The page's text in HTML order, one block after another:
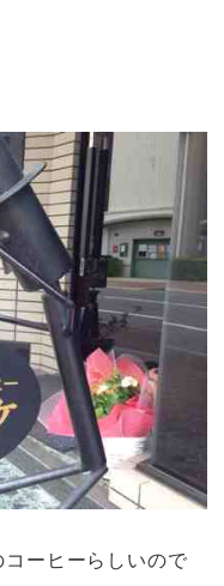
コーヒーらしいので